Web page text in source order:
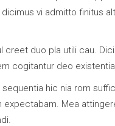
vi admitto finitus
creet duo pla utili cau.
cogitantur deo
hic nia rom
Mea